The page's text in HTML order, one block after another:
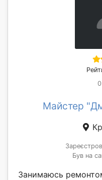
0
Майстер
Був на
Занимаюсь